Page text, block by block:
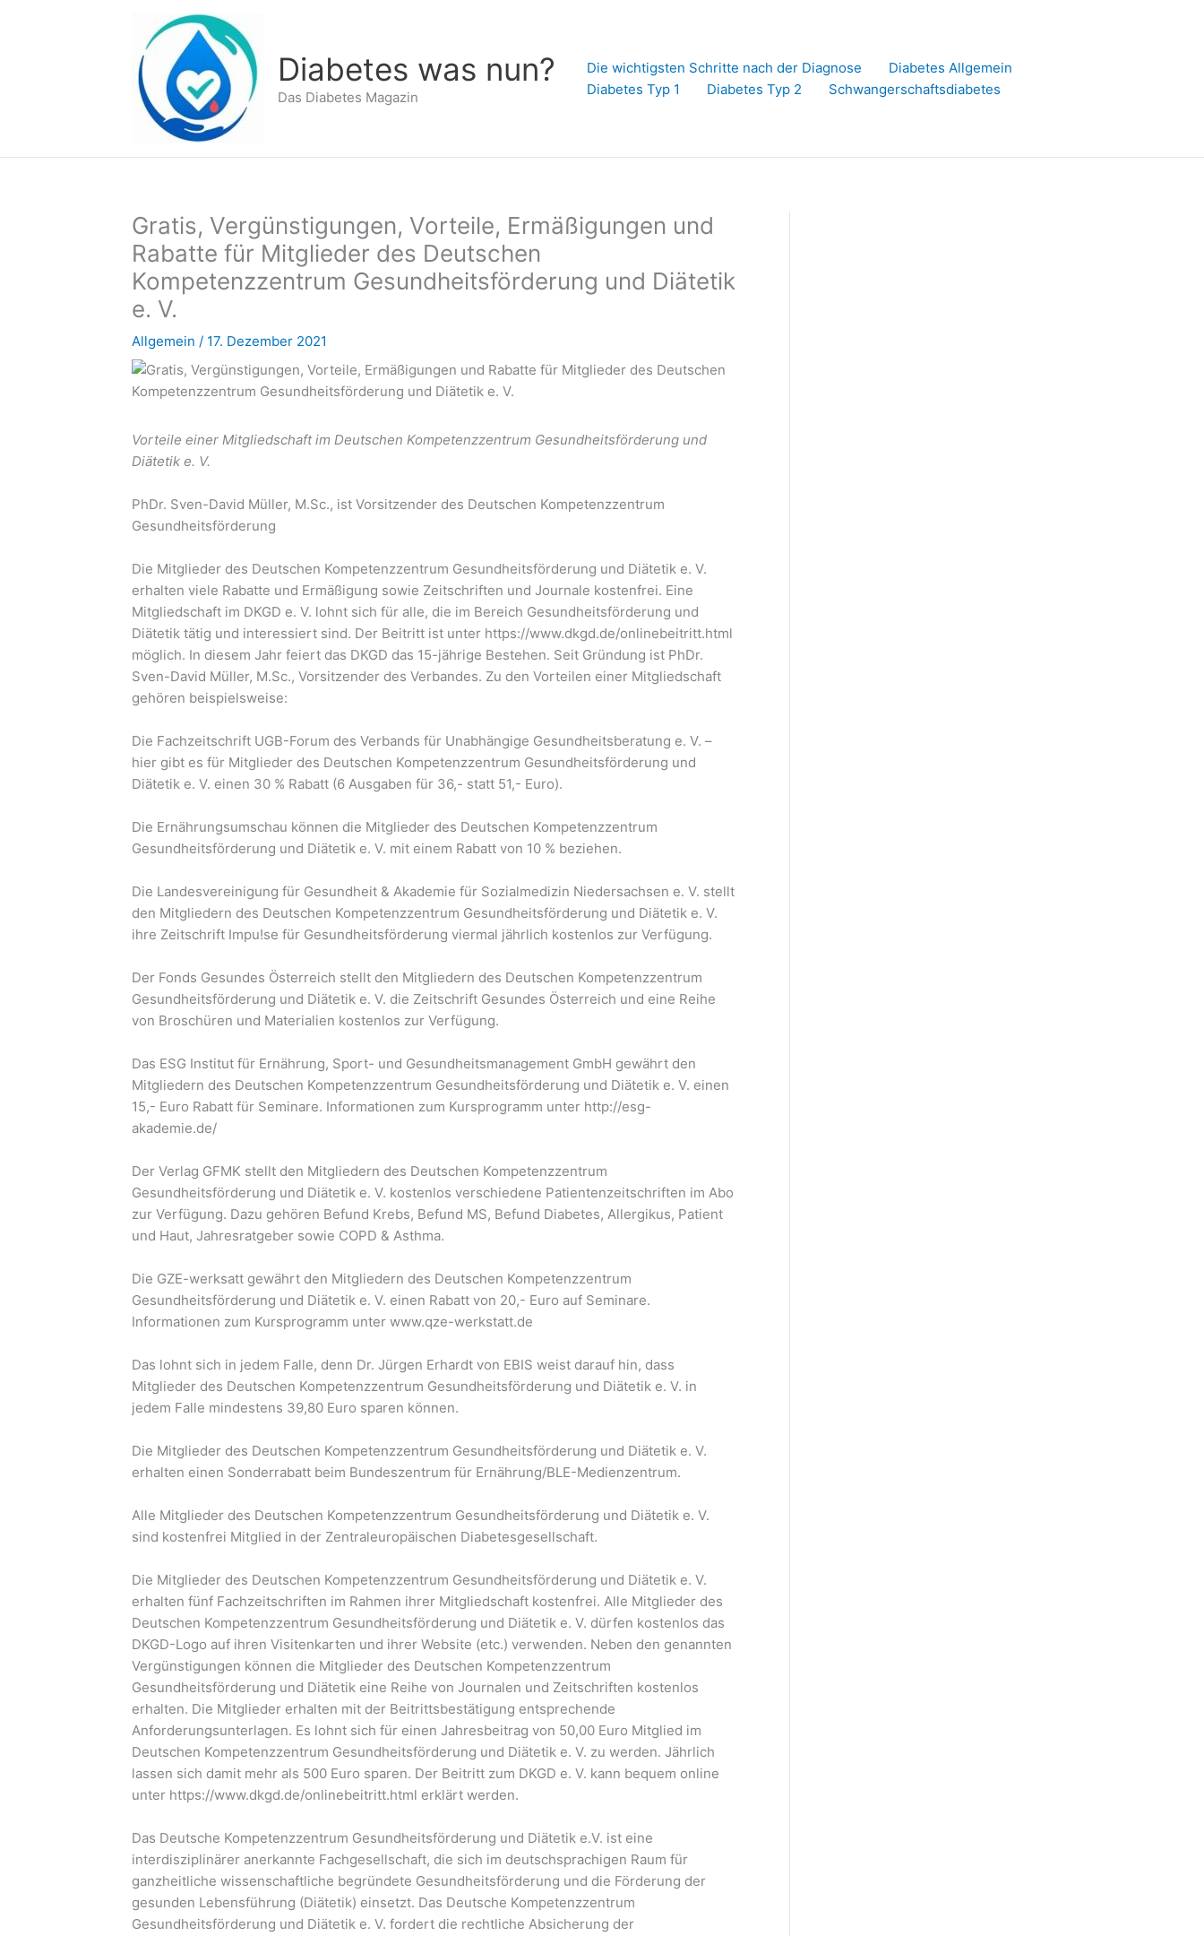
Diabetes was nun?
Das Diabetes Magazin
Die wichtigsten Schritte nach der Diagnose
Diabetes Allgemein
Diabetes Typ 1
Diabetes Typ 2 Schwangerschaftsdiabetes
Gratis, Vergünstigungen, Vorteile, Ermäßigungen und
Rabatte für Mitglieder des Deutschen
Kompetenzzentrum Gesundheitsförderung und Diätetik
e. V.
Allgemein / 17. Dezember 2021
Vorteile einer Mitgliedschaft im Deutschen Kompetenzzentrum Gesundheitsförderung und
Diätetik e. V.
PhDr. Sven-David Müller, M.Sc., ist Vorsitzender des Deutschen Kompetenzzentrum
Gesundheitsförderung
Die Mitglieder des Deutschen Kompetenzzentrum Gesundheitsförderung und Diätetik e. V.
erhalten viele Rabatte und Ermäßigung sowie Zeitschriften und Journale kostenfrei. Eine
Mitgliedschaft im DKGD e. V. lohnt sich für alle, die im Bereich Gesundheitsförderung und
Diätetik tätig und interessiert sind. Der Beitritt ist unter https://www.dkgd.de/onlinebeitritt.html
möglich. In diesem Jahr feiert das DKGD das 15-jährige Bestehen. Seit Gründung ist PhDr.
Sven-David Müller, M.Sc., Vorsitzender des Verbandes. Zu den Vorteilen einer Mitgliedschaft
gehören beispielsweise:
Die Fachzeitschrift UGB-Forum des Verbands für Unabhängige Gesundheitsberatung e. V. –
hier gibt es für Mitglieder des Deutschen Kompetenzzentrum Gesundheitsförderung und
Diätetik e. V. einen 30 % Rabatt (6 Ausgaben für 36,- statt 51,- Euro).
Die Ernährungsumschau können die Mitglieder des Deutschen Kompetenzzentrum
Gesundheitsförderung und Diätetik e. V. mit einem Rabatt von 10 % beziehen.
Die Landesvereinigung für Gesundheit & Akademie für Sozialmedizin Niedersachsen e. V. stellt
den Mitgliedern des Deutschen Kompetenzzentrum Gesundheitsförderung und Diätetik e. V.
ihre Zeitschrift Impu!se für Gesundheitsförderung viermal jährlich kostenlos zur Verfügung.
Der Fonds Gesundes Österreich stellt den Mitgliedern des Deutschen Kompetenzzentrum
Gesundheitsförderung und Diätetik e. V. die Zeitschrift Gesundes Österreich und eine Reihe
von Broschüren und Materialien kostenlos zur Verfügung.
Das ESG Institut für Ernährung, Sport- und Gesundheitsmanagement GmbH gewährt den
Mitgliedern des Deutschen Kompetenzzentrum Gesundheitsförderung und Diätetik e. V. einen
15,- Euro Rabatt für Seminare. Informationen zum Kursprogramm unter http://esg-
akademie.de/
Der Verlag GFMK stellt den Mitgliedern des Deutschen Kompetenzzentrum
Gesundheitsförderung und Diätetik e. V. kostenlos verschiedene Patientenzeitschriften im Abo
zur Verfügung. Dazu gehören Befund Krebs, Befund MS, Befund Diabetes, Allergikus, Patient
und Haut, Jahresratgeber sowie COPD & Asthma.
Die GZE-werksatt gewährt den Mitgliedern des Deutschen Kompetenzzentrum
Gesundheitsförderung und Diätetik e. V. einen Rabatt von 20,- Euro auf Seminare.
Informationen zum Kursprogramm unter www.qze-werkstatt.de
Das lohnt sich in jedem Falle, denn Dr. Jürgen Erhardt von EBIS weist darauf hin, dass
Mitglieder des Deutschen Kompetenzzentrum Gesundheitsförderung und Diätetik e. V. in
jedem Falle mindestens 39,80 Euro sparen können.
Die Mitglieder des Deutschen Kompetenzzentrum Gesundheitsförderung und Diätetik e. V.
erhalten einen Sonderrabatt beim Bundeszentrum für Ernährung/BLE-Medienzentrum.
Alle Mitglieder des Deutschen Kompetenzzentrum Gesundheitsförderung und Diätetik e. V.
sind kostenfrei Mitglied in der Zentraleuropäischen Diabetesgesellschaft.
Die Mitglieder des Deutschen Kompetenzzentrum Gesundheitsförderung und Diätetik e. V.
erhalten fünf Fachzeitschriften im Rahmen ihrer Mitgliedschaft kostenfrei. Alle Mitglieder des
Deutschen Kompetenzzentrum Gesundheitsförderung und Diätetik e. V. dürfen kostenlos das
DKGD-Logo auf ihren Visitenkarten und ihrer Website (etc.) verwenden. Neben den genannten
Vergünstigungen können die Mitglieder des Deutschen Kompetenzzentrum
Gesundheitsförderung und Diätetik eine Reihe von Journalen und Zeitschriften kostenlos
erhalten. Die Mitglieder erhalten mit der Beitrittsbestätigung entsprechende
Anforderungsunterlagen. Es lohnt sich für einen Jahresbeitrag von 50,00 Euro Mitglied im
Deutschen Kompetenzzentrum Gesundheitsförderung und Diätetik e. V. zu werden. Jährlich
lassen sich damit mehr als 500 Euro sparen. Der Beitritt zum DKGD e. V. kann bequem online
unter https://www.dkgd.de/onlinebeitritt.html erklärt werden.
Das Deutsche Kompetenzzentrum Gesundheitsförderung und Diätetik e.V. ist eine
interdisziplinärer anerkannte Fachgesellschaft, die sich im deutschsprachigen Raum für
ganzheitliche wissenschaftliche begründete Gesundheitsförderung und die Förderung der
gesunden Lebensführung (Diätetik) einsetzt. Das Deutsche Kompetenzzentrum
Gesundheitsförderung und Diätetik e. V. fordert die rechtliche Absicherung der